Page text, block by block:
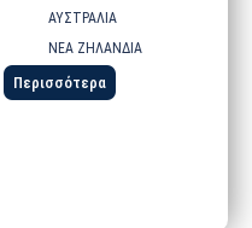
ΑΥΣΤΡΑΛΙΑ
ΝΕΑ ΖΗΛΑΝΔΙΑ
Περισσότερα